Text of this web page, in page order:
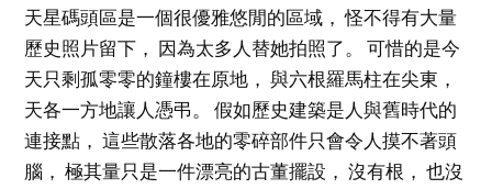
天星碼頭區是一個很優雅悠閒的區域， 怪不得有大量
歷史照片留下， 因為太多人替她拍照了。 可惜的是今
天只剩孤零零的鐘樓在原地， 與六根羅馬柱在尖東，
天各一方地讓人憑弔。 假如歷史建築是人與舊時代的
連接點， 這些散落各地的零碎部件只會令人摸不著頭
腦， 極其量只是一件漂亮的古董擺設， 沒有根， 也沒